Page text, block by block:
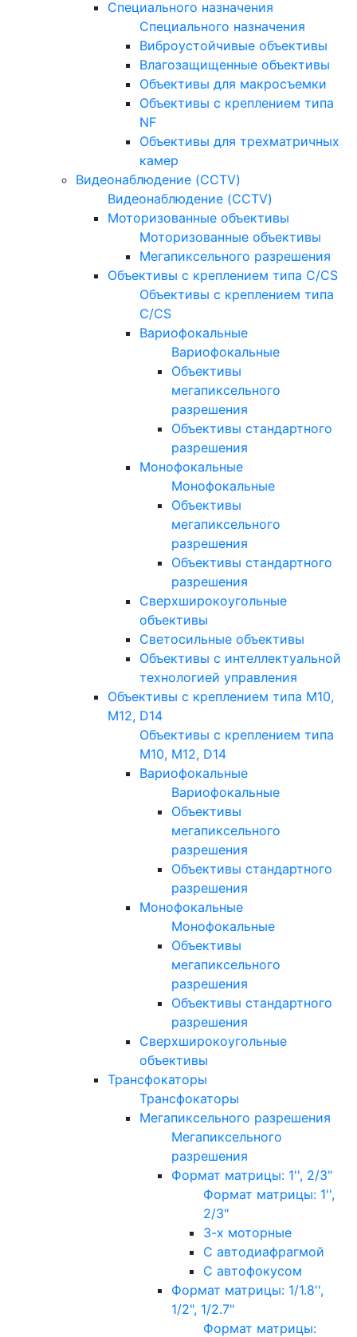
Специального назначения
Специального назначения
Виброустойчивые объективы
Влагозащищенные объективы
Объективы для макросъемки
Объективы с креплением типа
NF
Объективы для трехматричных
камер
Видеонаблюдение (CCTV)
Видеонаблюдение (CCTV)
Моторизованные объективы
Моторизованные объективы
Мегапиксельного разрешения
Объективы с креплением типа C/CS
Объективы с креплением типа
C/CS
Вариофокальные
Вариофокальные
Объективы
мегапиксельного
разрешения
Объективы стандартного
разрешения
Монофокальные
Монофокальные
Объективы
мегапиксельного
разрешения
Объективы стандартного
разрешения
Сверхширокоугольные
объективы
Светосильные объективы
Объективы с интеллектуальной
технологией управления
Объективы с креплением типа M10,
M12, D14
Объективы с креплением типа
M10, M12, D14
Вариофокальные
Вариофокальные
Объективы
мегапиксельного
разрешения
Объективы стандартного
разрешения
Монофокальные
Монофокальные
Объективы
мегапиксельного
разрешения
Объективы стандартного
разрешения
Сверхширокоугольные
объективы
Трансфокаторы
Трансфокаторы
Мегапиксельного разрешения
Мегапиксельного
разрешения
Формат матрицы: 1'', 2/3"
Формат матрицы: 1'',
2/3"
3-х моторные
С автодиафрагмой
С автофокусом
Формат матрицы: 1/1.8'',
1/2", 1/2.7"
Формат матрицы: